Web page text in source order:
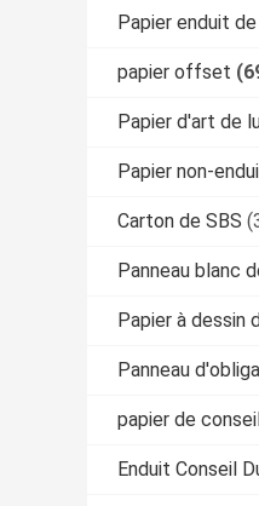
Papier enduit
papier offset
Papier d'art de
Papier non-
Carton de SBS
Panneau blanc
Papier à dessin
Panneau
papier de
Enduit Conseil